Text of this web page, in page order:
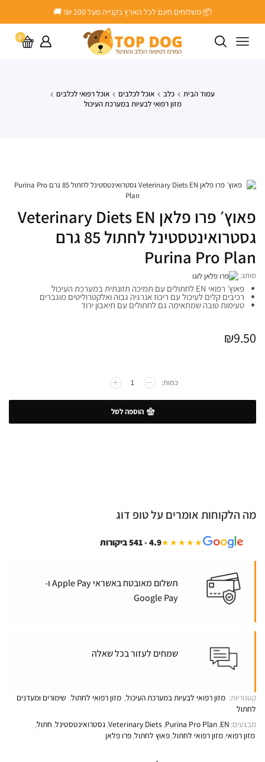
📦 משלוחים חינם לכל הארץ בקנייה מעל ‎200 ₪! 🚚
0
עמוד הבית כלב אוכל לכלבים
אוכל רפואי לכלבים
מזון רפואי לבעיות במערכת העיכול
פאוץ׳ פרו פלאן Veterinary Diets EN
גסטרואינטסטינל לחתול 85 גרם
Purina Pro Plan
מותג:
פאוץ׳ רפואי EN לחתולים עם תמיכה תזונתית במערכת העיכול
רכיבים קלים לעיכול עם ריכוז אנרגיה גבוה ואלקטרוליטים מוגברים
טעימות טובה שמתאימה גם לחתולים עם תיאבון ירוד
₪9.50
הוספה לסל
מה הלקוחות אומרים על טופ דוג
★★★★★
4.9
•541 ביקורות
תשלום מאובטח באשראי Apple Pay ו-
Google Pay
שמחים לעזור בכל שאלה
קטגוריות: מזון רפואי לבעיות במערכת העיכול, מזון רפואי לחתול, שימורים ומעדנים
לחתול
מבצעים: EN
,
Purina Pro Plan
,
Veterinary Diets
,גסטרואינטסטינל, חתול,
מזון רפואי,מזון רפואי לחתול,פאוץ לחתול,פרו פלאן